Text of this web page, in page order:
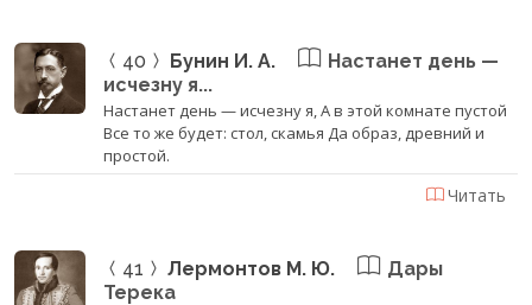
40 Бунин И. А.
Настанет день —
исчезну я...
Настанет день — исчезну я, А в этой комнате пустой
Все то же будет: стол, скамья Да образ, древний и
простой.
Читать
41 Лермонтов М. Ю.
Дары
Терека